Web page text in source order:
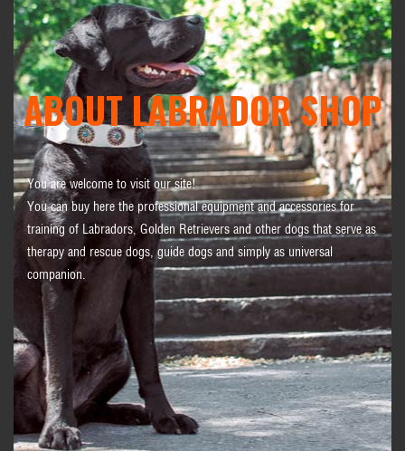
ABOUT LABRADOR SHOP
You are welcome to visit our site!
You can buy here the professional equipment and accessories for
training of Labradors, Golden Retrievers and other dogs that serve as
therapy and rescue dogs, guide dogs and simply as universal
companion.